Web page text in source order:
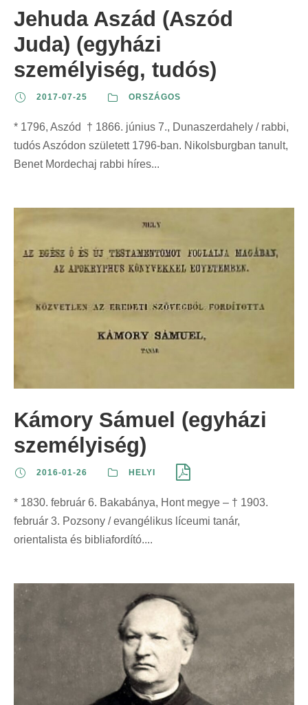
Jehuda Aszád (Aszód
Juda) (egyházi
személyiség, tudós)
2017-07-25 ORSZÁGOS
* 1796, Aszód † 1866. június 7., Dunaszerdahely / rabbi,
tudós Aszódon született 1796-ban. Nikolsburgban tanult,
Benet Mordechaj rabbi híres...
Kámory Sámuel (egyházi
személyiség)
2016-01-26 HELYI
* 1830. február 6. Bakabánya, Hont megye – † 1903.
február 3. Pozsony / evangélikus líceumi tanár,
orientalista és bibliafordító....